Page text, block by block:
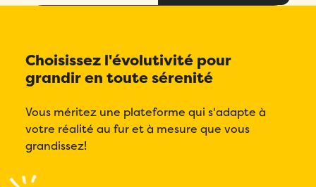
Choisissez l'évolutivité pour
grandir en toute sérenité
Vous méritez une plateforme qui s'adapte à
votre réalité au fur et à mesure que vous
grandissez!